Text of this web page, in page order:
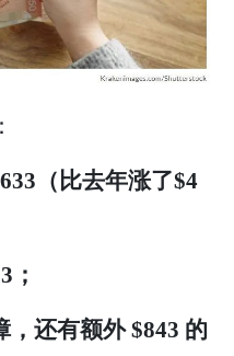
（比去年涨了$4
；
还有额外 $843 的